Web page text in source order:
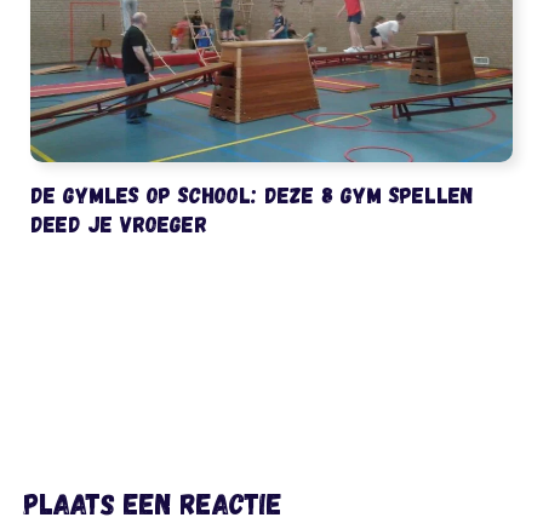
De gymles op school: deze 8 gym spellen
deed je vroeger
Plaats een reactie